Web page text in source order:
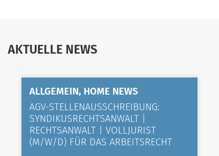
AKTUELLE NEWS
ALLGEMEIN, HOME NEWS
AGV-STELLENAUSSCHREIBUNG:
SYNDIKUSRECHTSANWALT |
RECHTSANWALT | VOLLJURIST
(M/W/D) FÜR DAS ARBEITSRECHT